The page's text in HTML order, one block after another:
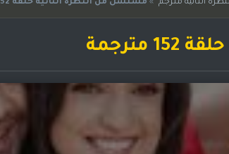
الثانية مترجم » مسلسل من النظرة الثانية حلقة 152 مترجمة